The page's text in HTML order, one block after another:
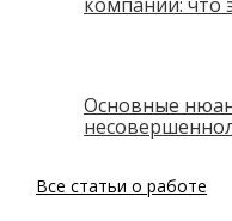
Основные
Все статьи о работе